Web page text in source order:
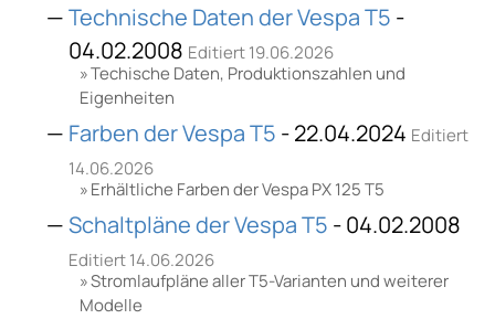
Technische Daten der Vespa T5 -
04.02.2008 Editiert 19.06.2026
Techische Daten, Produktionszahlen und
Eigenheiten
Farben der Vespa T5 - 22.04.2024 Editiert
14.06.2026
Erhältliche Farben der Vespa PX 125 T5
Schaltpläne der Vespa T5 - 04.02.2008
Editiert 14.06.2026
Stromlaufpläne aller T5-Varianten und weiterer
Modelle